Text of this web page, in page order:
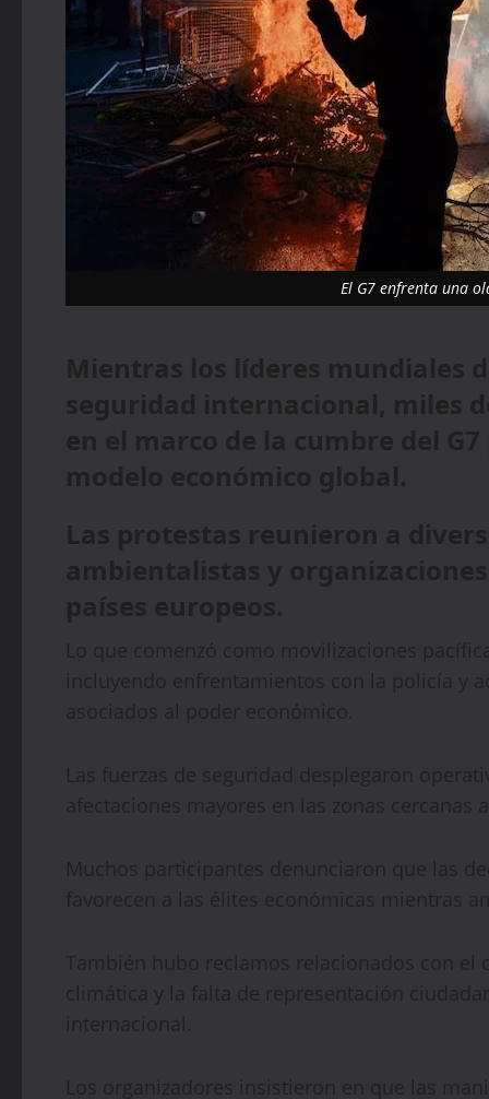
El G7 enfrenta una
Mientras los líderes mundiales
seguridad internacional, miles
en el marco de la cumbre del
modelo económico global.
Las protestas reunieron a
ambientalistas y
países europeos.
Lo que comenzó como movilizaciones
incluyendo enfrentamientos con la policía y
asociados al poder económico.
Las fuerzas de seguridad desplegaron
afectaciones mayores en las zonas cercanas
Muchos participantes denunciaron que las
favorecen a las élites económicas mientras
También hubo reclamos relacionados con el
climática y la falta de representación
internacional.
Los organizadores insistieron en que las